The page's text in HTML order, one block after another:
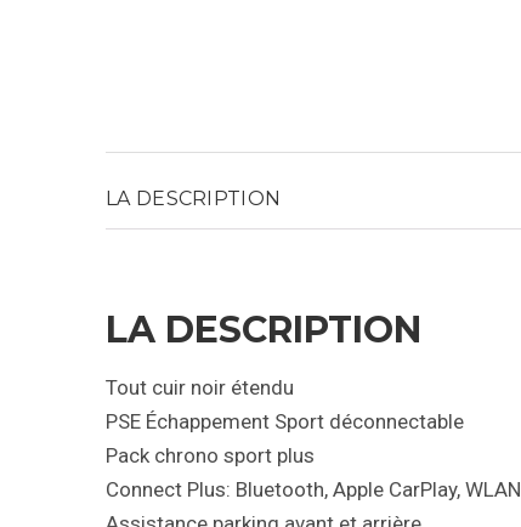
LA DESCRIPTION
LA DESCRIPTION
Tout cuir noir étendu
PSE Échappement Sport déconnectable
Pack chrono sport plus
Connect Plus: Bluetooth, Apple CarPlay, WLAN